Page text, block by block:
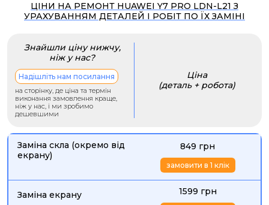
ЦІНИ НА РЕМОНТ HUAWEI Y7 PRO LDN-L21 З
УРАХУВАННЯМ ДЕТАЛЕЙ І РОБІТ ПО ЇХ ЗАМІНІ
Знайшли ціну нижчу,
ніж у нас?
Надішліть нам посилання
на сторінку, де ціна та термін
виконання замовлення краще,
ніж у нас, і ми зробимо
дешевшими
Ціна
(деталь + робота)
Заміна скла (окремо від
екрану)
849 грн
замовити в 1 клік
Заміна екрану 1599 грн